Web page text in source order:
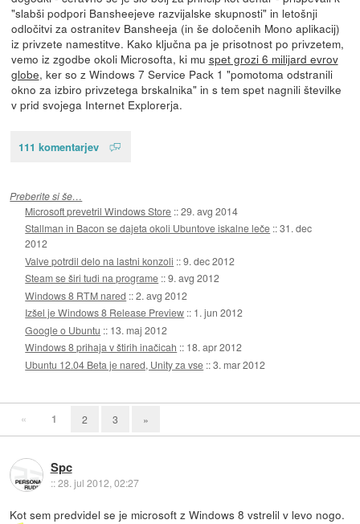
"slabši podpori Bansheejeve razvijalske skupnosti" in letošnji
odločitvi za ostranitev Bansheeja (in še določenih Mono aplikacij)
iz privzete namestitve. Kako ključna pa je prisotnost po privzetem,
vemo iz zgodbe okoli Microsofta, ki mu spet grozi 6 milijard evrov
globe, ker so z Windows 7 Service Pack 1 "pomotoma odstranili
okno za izbiro privzetega brskalnika" in s tem spet nagnili številke
v prid svojega Internet Explorerja.
111 komentarjev
Preberite si še…
Microsoft prevetril Windows Store ::29. avg 2014
Stallman in Bacon se dajeta okoli Ubuntove iskalne leče ::31. dec
2012
Valve potrdil delo na lastni konzoli ::9. dec 2012
Steam se širi tudi na programe ::9. avg 2012
Windows 8 RTM nared ::2. avg 2012
Izšel je Windows 8 Release Preview :: 1. jun 2012
Google o Ubuntu :: 13. maj 2012
Windows 8 prihaja v štirih inačicah :: 18. apr 2012
Ubuntu 12.04 Beta je nared, Unity za vse ::3. mar 2012
« 1 2 3 »
Spc
::28. jul 2012, 02:27
Kot sem predvidel se je microsoft z Windows 8 vstrelil v levo nogo.